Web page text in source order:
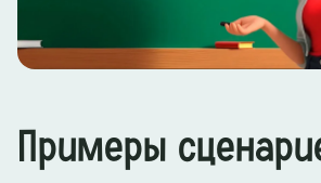
Примеры